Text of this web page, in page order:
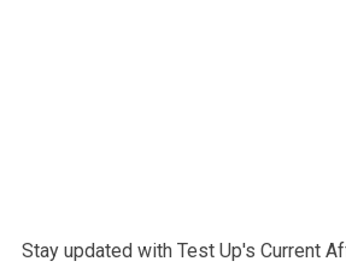
Stay updated with Test Up's Current